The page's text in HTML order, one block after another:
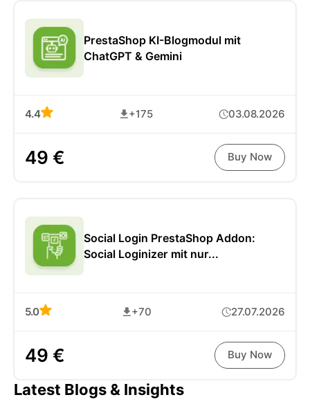
PrestaShop KI-Blogmodul mit
ChatGPT & Gemini
4.4 +175 03.08.2026
49 € Buy Now
Social Login PrestaShop Addon:
Social Loginizer mit nur...
5.0 +70 27.07.2026
49 € Buy Now
Latest Blogs & Insights